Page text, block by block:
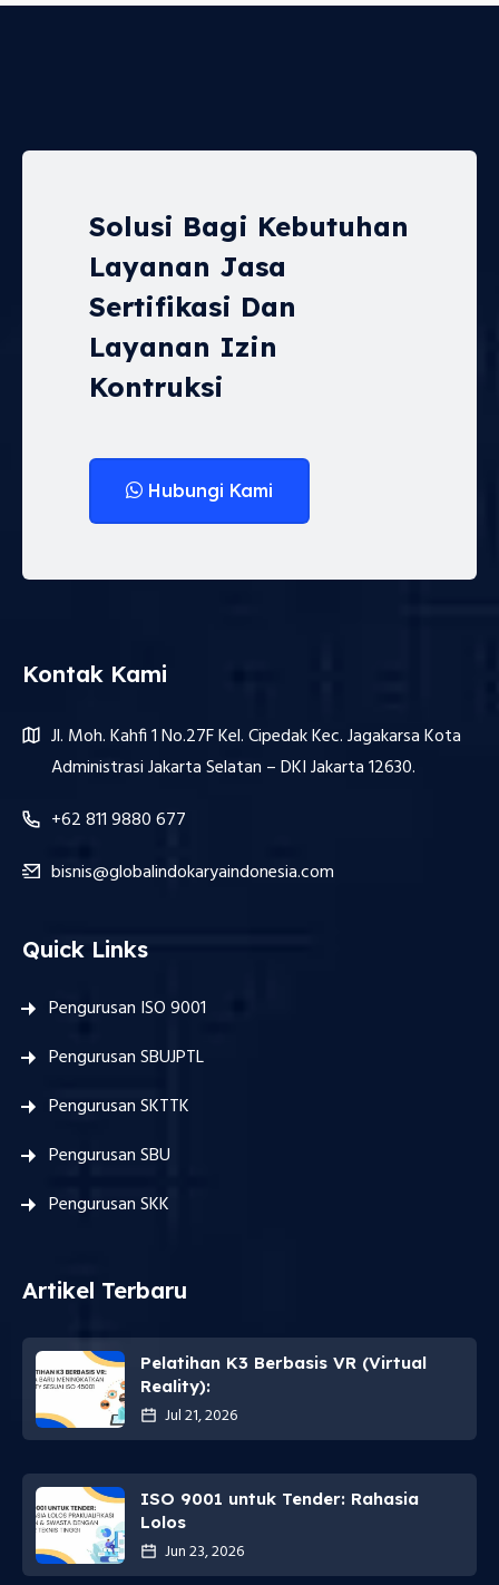
Solusi Bagi Kebutuhan
Layanan Jasa
Sertifikasi Dan
Layanan Izin
Kontruksi
Hubungi Kami
Kontak Kami
Jl. Moh. Kahfi 1 No.27F Kel. Cipedak Kec. Jagakarsa Kota
Administrasi Jakarta Selatan – DKI Jakarta 12630.
+62 811 9880 677
bisnis@globalindokaryaindonesia.com
Quick Links
Pengurusan ISO 9001
Pengurusan SBUJPTL
Pengurusan SKTTK
Pengurusan SBU
Pengurusan SKK
Artikel Terbaru
Pelatihan K3 Berbasis VR (Virtual
Reality):
Jul 21, 2026
ISO 9001 untuk Tender: Rahasia
Lolos
Jun 23, 2026